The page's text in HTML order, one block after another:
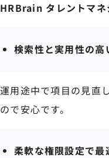
HRBrain タレントマネ
検索性と実用性の
運用途中で項目の見直
ので安心です。
柔軟な権限設定で